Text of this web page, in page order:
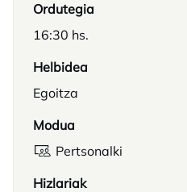
Ordutegia
16:30 hs.
Helbidea
Egoitza
Modua
Pertsonalki
Hizlariak